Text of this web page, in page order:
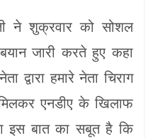
ने शुक्रवार को सोशल
जारी करते हुए कहा
द्वारा हमारे नेता चिराग
एनडीए के खिलाफ
बात का सबूत है कि